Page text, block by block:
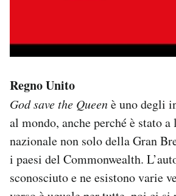
Regno Unito
God save the Queenè uno degli
al mondo, anche perché è stato
nazionale non solo della Gran
i paesi del Commonwealth.
sconosciuto e ne esistono varie